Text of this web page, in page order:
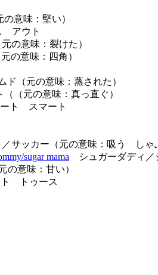
意味：堅い）
アウト
の意味：裂けた）
の意味：四角）
（元の意味：蒸された）
（元の意味：真っ直ぐ）
ト スマート
サッカー（元の意味：吸う しゃ
sugar mama シュガーダディ／
の意味：甘い）
トゥース